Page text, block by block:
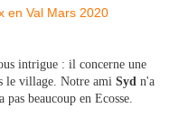
intrigue : il concerne une
le village. Notre ami Sydn'a
beaucoup en Ecosse.